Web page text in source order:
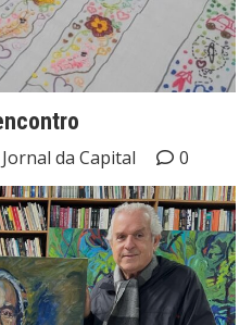
Jornal da Capital 0